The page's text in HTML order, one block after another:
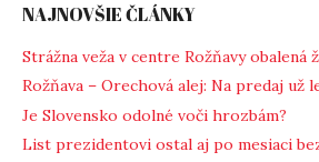
NAJNOVŠIE ČLÁNKY
Strážna veža v centre Rožňavy obalená
Rožňava – Orechová alej: Na predaj už
Je Slovensko odolné voči hrozbám?
List prezidentovi ostal aj po mesiaci